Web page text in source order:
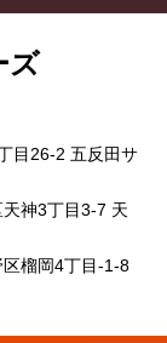
ズ
目26-2 五反田サ
神3丁目3-7 天
区榴岡4丁目-1-8